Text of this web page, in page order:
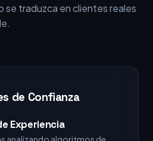
se traduzca en clientes reales
de Confianza
Experiencia